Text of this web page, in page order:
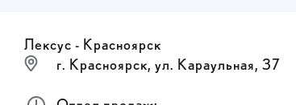
Лексус - Красноярск
г. Красноярск, ул. Караульная, 37